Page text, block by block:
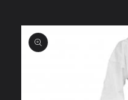
Passa alle
informazioni
sul prodotto